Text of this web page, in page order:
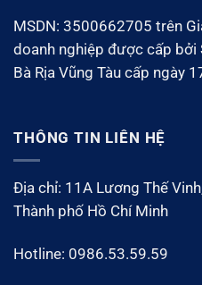
MSDN: 3500662705 trên
doanh nghiệp được cấp bởi
Bà Rịa Vũng Tàu cấp ngày
THÔNG TIN LIÊN HỆ
Địa chỉ: 11A Lương Thế
Thành phố Hồ Chí Minh
Hotline: 0986.53.59.59